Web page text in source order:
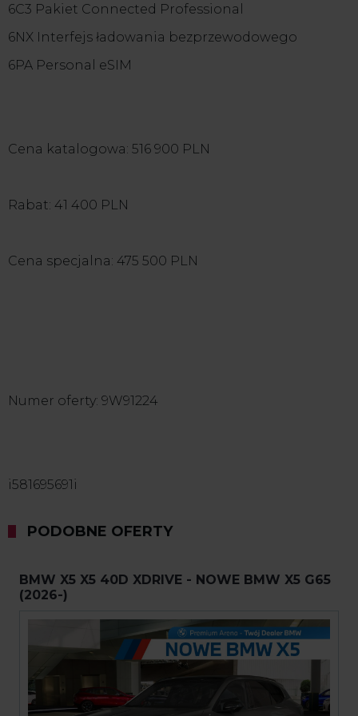
6C3 Pakiet Connected Professional
6NX Interfejs ładowania bezprzewodowego
6PA Personal eSIM
Cena katalogowa: 516 900 PLN
Rabat: 41 400 PLN
Cena specjalna: 475 500 PLN
Numer oferty: 9W91224
i581695691i
PODOBNE OFERTY
BMW X5 X5 40D XDRIVE - NOWE BMW X5 G65
(2026-)